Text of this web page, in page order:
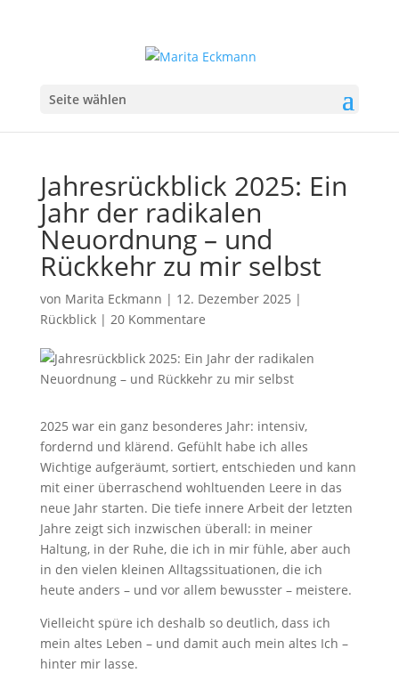
Seite wählen
Jahresrückblick 2025: Ein
Jahr der radikalen
Neuordnung – und
Rückkehr zu mir selbst
von Marita Eckmann | 12. Dezember 2025 |
Rückblick| 20 Kommentare
2025 war ein ganz besonderes Jahr: intensiv,
fordernd und klärend. Gefühlt habe ich alles
Wichtige aufgeräumt, sortiert, entschieden und kann
mit einer überraschend wohltuenden Leere in das
neue Jahr starten. Die tiefe innere Arbeit der letzten
Jahre zeigt sich inzwischen überall: in meiner
Haltung, in der Ruhe, die ich in mir fühle, aber auch
in den vielen kleinen Alltagssituationen, die ich
heute anders – und vor allem bewusster – meistere.
Vielleicht spüre ich deshalb so deutlich, dass ich
mein altes Leben – und damit auch mein altes Ich –
hinter mir lasse.